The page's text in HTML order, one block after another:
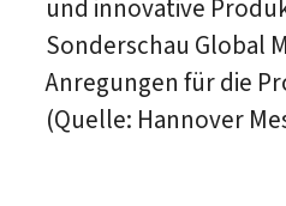
und innovative
Sonderschau Global
Anregungen für die
(Quelle: Hannover